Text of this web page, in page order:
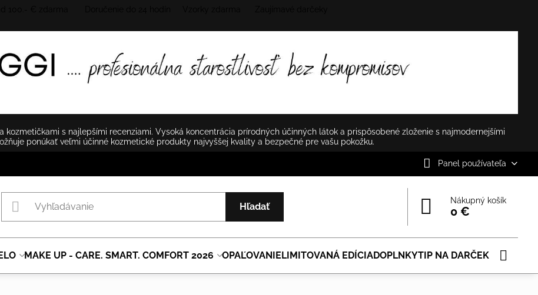
kozmetičkami s najlepšími recenziami. Vysoká koncentrácia prírodných účinných látok a prispôsobené zloženie s najmodernejšími
ponúkať veľmi účinné kozmetické produkty najvyššej kvality a bezpečné pre vašu pokožku.
Panel používateľa
Hľadať
Nákupný košík
0 €
MAKE UP - CARE. SMART. COMFORT 2026 OPAĽOVANIELIMITOVANÁ EDÍCIADOPLNKYTIP NA DARČEK